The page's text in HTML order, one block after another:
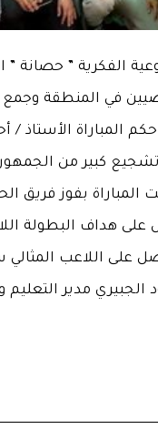
الفكرية ” حصانة ”
في المنطقة
حكم المباراة
تشجيع كبير من
على هداف البطولة
على اللاعب المثالي
الجبيري مدير